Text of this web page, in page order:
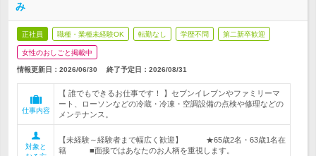
み
正社員 職種・業種未経験OK 転勤なし 学歴不問 第二新卒歓迎
女性のおしごと掲載中
情報更新日：2026/06/30 終了予定日： 2026/08/31
仕事内容
【 誰でもできるお仕事です！ 】セブンイレブンやファミリーマ
ート、ローソンなどの冷蔵・冷凍・空調設備の点検や修理などの
メンテナンス。
対象と
【未経験～経験者まで幅広く歓迎】 ★65歳2名・63歳1名在
籍 ■面接ではあなたのお人柄を重視します。